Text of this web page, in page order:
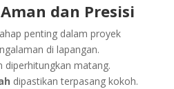
dan Presisi
penting dalam proyek
di lapangan.
diperhitungkan matang.
dipastikan terpasang kokoh.